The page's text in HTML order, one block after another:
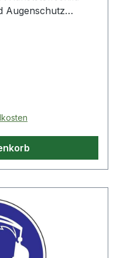
Augenschutz